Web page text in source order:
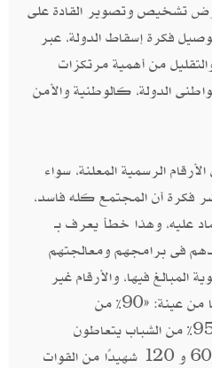
تشخيص وتصوير القادة على
فكرة إسقاط الدولة، عبر
من أهمية مرتكزات
الدولة، كالوطنية والأمن
الرسمية المعلنة، سواء
فكرة أن المجتمع كله فاسد،
عليه، وهذا خطأ يعرف بـ
فى برامجهم ومعالجتهم
المبالغ فيها، والأرقام غير
الصحيحة، التى تتم فبركتها من عينة: «90% من
المستشفيات غير صالحة، أو 95% من الشباب يتعاطون
المخدرات، أو سقوط ما بين 60 و 120 شهيدًا من القوات